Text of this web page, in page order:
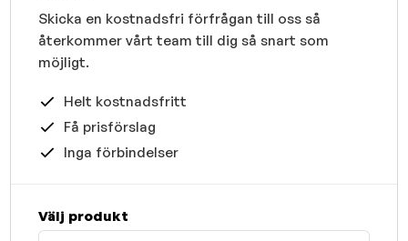
Skicka en kostnadsfri förfrågan till oss så
återkommer vårt team till dig så snart som
möjligt.
Helt kostnadsfritt
Få prisförslag
Inga förbindelser
Välj produkt